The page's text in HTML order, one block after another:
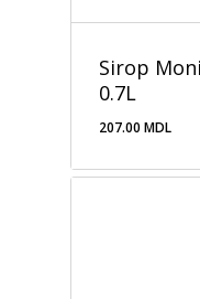
Sirop
0.7L
207.00 MDL